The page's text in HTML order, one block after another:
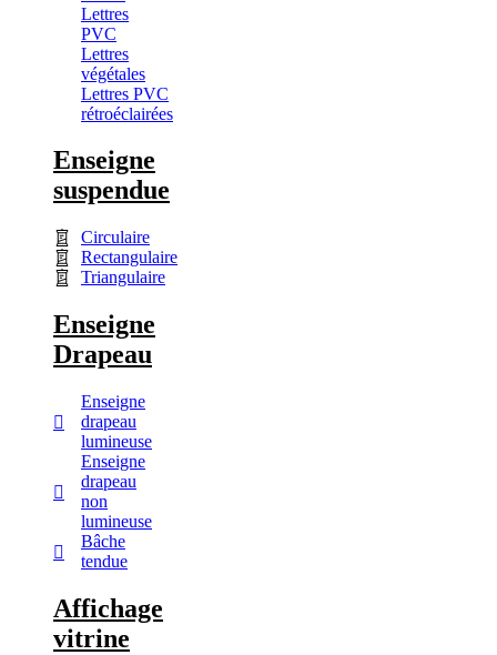
Lettres
PVC
Lettres
végétales
Lettres PVC
rétroéclairées
Enseigne
suspendue
Circulaire
Rectangulaire
Triangulaire
Enseigne
Drapeau
Enseigne
drapeau
lumineuse
Enseigne
drapeau
non
lumineuse
Bâche
tendue
Affichage
vitrine